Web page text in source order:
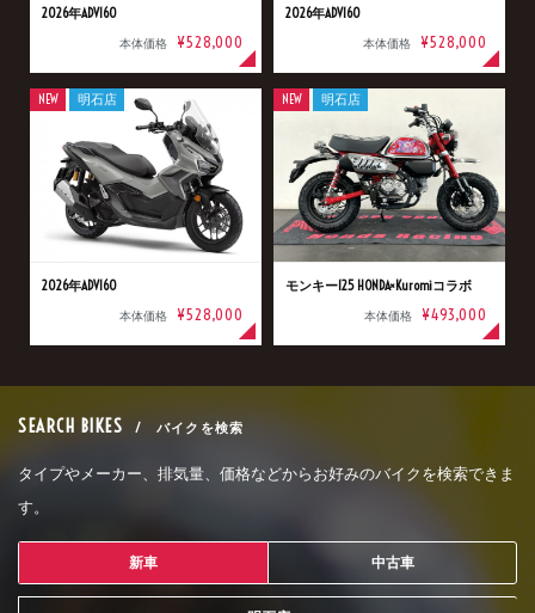
2026年ADV160
本体価格 ¥528,000
2026年ADV160
本体価格 ¥528,000
2026年ADV160
本体価格 ¥528,000
NEW 明石店
モンキー125 HONDA×Kuromiコラボ
本体価格 ¥493,000
NEW 明石店
SEARCH BIKES / バイクを検索
タイプやメーカー、排気量、価格などからお好みのバイクを検索できま
す。
新車 中古車